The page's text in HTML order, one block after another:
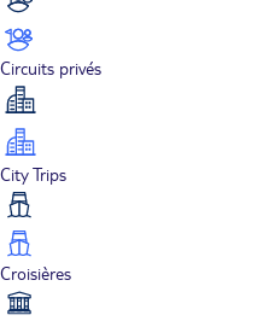
Circuits privés
City Trips
Croisières